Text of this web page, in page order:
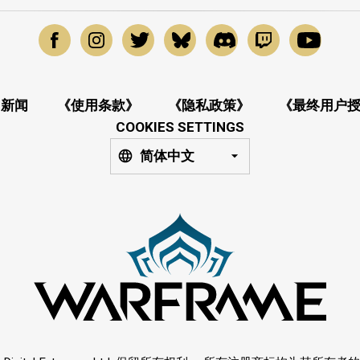
新闻 《使用条款》 《隐私政策》
《最终用户
COOKIES SETTINGS
简体中文